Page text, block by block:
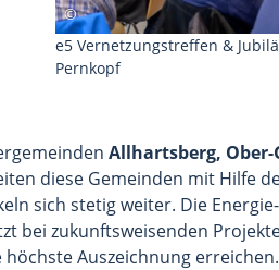
e5 Vernetzungstreffen &
Pernkopf
Allhartsberg,
diese Gemeinden mit Hilfe
sich stetig weiter. Die
bei zukunftsweisenden
höchste Auszeichnung erreichen.